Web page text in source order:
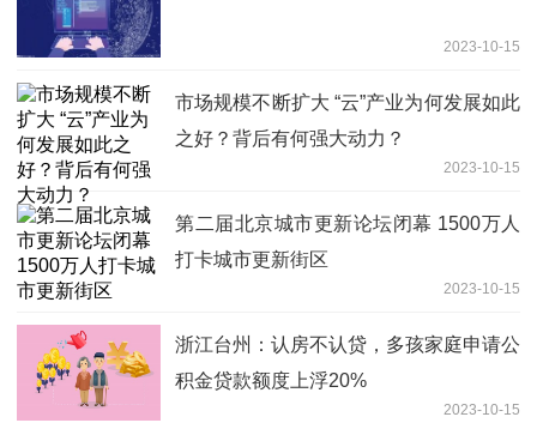
2023-10-15
市场规模不断扩大 “云”产业为何发展如此
之好？背后有何强大动力？
2023-10-15
第二届北京城市更新论坛闭幕 1500万人
打卡城市更新街区
2023-10-15
浙江台州：认房不认贷，多孩家庭申请公
积金贷款额度上浮20%
2023-10-15